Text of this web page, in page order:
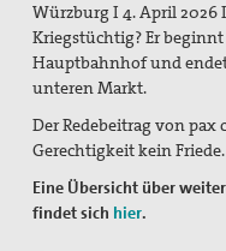
Würzburg I 4. April 2026
Kriegstüchtig? Er beginnt
Hauptbahnhof und
unteren Markt.
Der Redebeitrag von
Gerechtigkeit kein Friede.
Eine Übersicht über
findet sich hier.